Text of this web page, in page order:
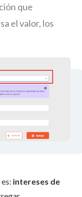
que
el valor, los
intereses de